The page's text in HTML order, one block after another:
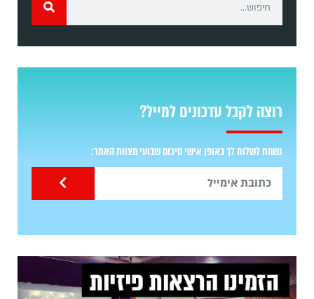
רוצה לקבל עדכונים למייל?
נשמח לשלוח לך באופן אישי סיכום שבועי מצוות האתר: